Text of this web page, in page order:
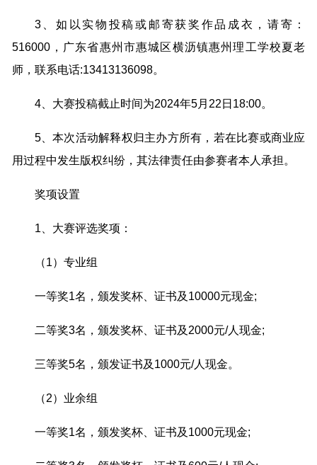
3、如以实物投稿或邮寄获奖作品成衣，请寄：
516000，广东省惠州市惠城区横沥镇惠州理工学校夏老
师，联系电话:13413136098。
4、大赛投稿截止时间为2024年5月22日18:00。
5、本次活动解释权归主办方所有，若在比赛或商业应
用过程中发生版权纠纷，其法律责任由参赛者本人承担。
奖项设置
1、大赛评选奖项：
（1）专业组
一等奖1名，颁发奖杯、证书及10000元现金;
二等奖3名，颁发奖杯、证书及2000元/人现金;
三等奖5名，颁发证书及1000元/人现金。
（2）业余组
一等奖1名，颁发奖杯、证书及1000元现金;